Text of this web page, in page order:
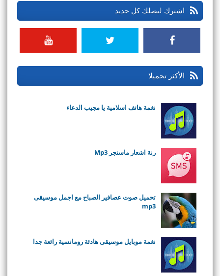
اشترك ليصلك كل جديد
الأكثر تحميلا
نغمة هاتف اسلامية يا مجيب الدعاء
رنة اشعار ماسنجر Mp3
تحميل صوت عصافير الصباح مع اجمل موسيقى
mp3
نغمة موبايل موسيقى هادئة رومانسية رائعة جدا